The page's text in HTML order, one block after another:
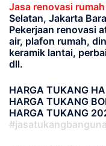
Jasa renovasi rumah
Selatan, Jakarta
Pekerjaan renovasi
air, plafon rumah,
keramik lantai,
dll.
HARGA TUKANG
HARGA TUKANG
HARGA TUKANG